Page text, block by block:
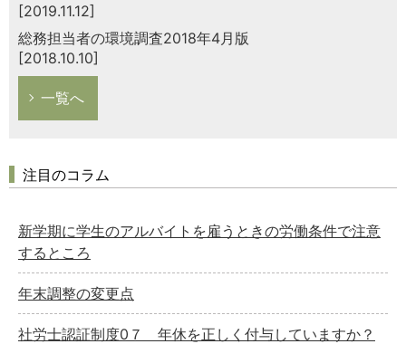
[2019.11.12]
総務担当者の環境調査2018年4月版
[2018.10.10]
一覧へ
注目のコラム
新学期に学生のアルバイトを雇うときの労働条件で注意
するところ
年末調整の変更点
社労士認証制度0７ 年休を正しく付与していますか？